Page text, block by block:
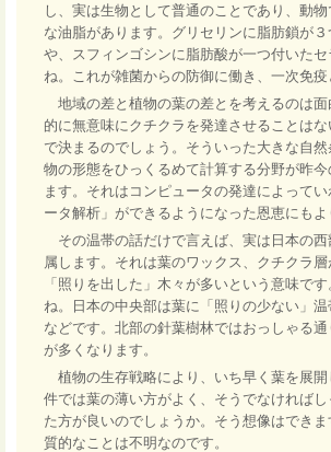
し、実は生物として普通のことであり、動
な油脂があります。グリセリンに脂肪鎖が
や、スフィンゴシンに脂肪酸が一つ付いた
ね。これが雑菌からの防御に働き、一次免疫
地域の差と植物の葉の差とを考えるのは
的に無意味にクチクラを発達させることは
で決まるのでしょう。そういった大きな自
物の形態をひっくるめて計算する分野が昨今
ます。それはコンピュータの発達によって
ータ解析」ができるようになった恩恵にもよ
その温帯の話だけで言えば、実は日本の西
属します。それは葉のワックス、クチクラ
「照りを出した」木々が多いという意味で
ね。日本の中央部は葉に「照りの少ない」
などです。北部の針葉樹林ではおっしゃる
が多くなります。
植物の生存戦略により、いち早く葉を展開
件では葉の薄い方がよく、そうでなければ
た方が良いのでしょうか。そう想像はでき
質的なことは不明なのです。